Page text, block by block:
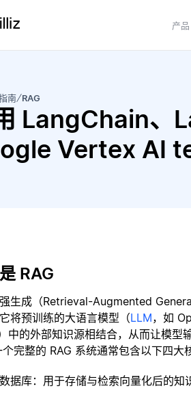
产品
南 RAG
LangChain、
Vertex AI
RAG
生成（Retrieval-Augmented
将预训练的大语言模型（LLM，如
中的外部知识源相结合，从而让模型
完整的 RAG 系统通常包含以下四大
据库：用于存储与检索向量化后的知